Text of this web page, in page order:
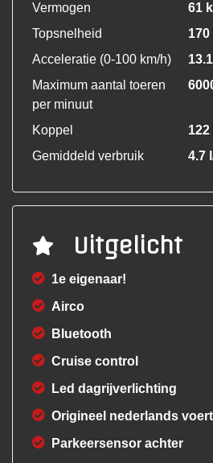
Vermogen
61
Topsnelheid
170
Acceleratie (0-100 km/h)
Maximum aantal toeren
per minuut
Koppel
122
Gemiddeld verbruik
4.7
Uitgelicht
1e eigenaar!
Airco
Bluetooth
Cruise control
Led dagrijverlichting
Origineel nederlands
Parkeersensor achter